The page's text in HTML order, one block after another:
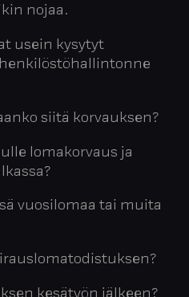
nojaa.
usein kysytyt
siitä korvauksen?
lomakorvaus ja
vuosilomaa tai muita
kesätyön jälkeen?